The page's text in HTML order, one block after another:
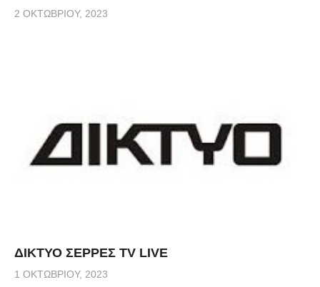
2 ΟΚΤΩΒΡΊΟΥ, 2023
ΔΙΚΤΥΟ ΣΕΡΡΕΣ TV LIVE
1 ΟΚΤΩΒΡΊΟΥ, 2023